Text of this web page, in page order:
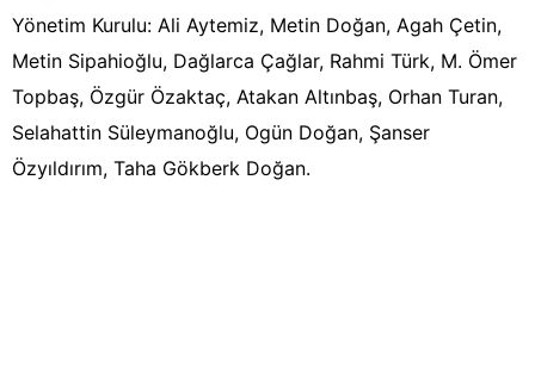
Yönetim Kurulu: Ali Aytemiz, Metin Doğan, Agah Çetin,
Metin Sipahioğlu, Dağlarca Çağlar, Rahmi Türk, M. Ömer
Topbaş, Özgür Özaktaç, Atakan Altınbaş, Orhan Turan,
Selahattin Süleymanoğlu, Ogün Doğan, Şanser
Özyıldırım, Taha Gökberk Doğan.